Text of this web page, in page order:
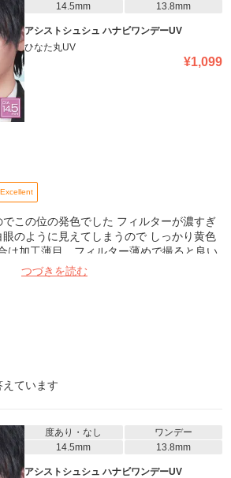
14.5mm
13.8mm
アシストシュシュ ハナビワンデーUV
ひなた丸UV
¥1,099
この位の発色でした フィルターが濃すぎ
のように見えてしまうので しっかり黄色
は加工薄目、フィルター薄めで撮ると良い
つづきを読む
えています
度あり・なし
ワンデー
14.5mm
13.8mm
アシストシュシュ ハナビワンデーUV